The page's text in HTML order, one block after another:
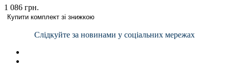
1 086 грн.
Купити комплект зі знижкою
Слідкуйте за новинами у соціальних мережах